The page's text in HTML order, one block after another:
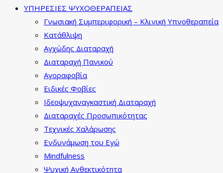
ΥΠΗΡΕΣΙΕΣ ΨΥΧΟΘΕΡΑΠΕΙΑΣ
Γνωσιακή Συμπεριφορική – Κλινική Υπνοθεραπεία
Κατάθλιψη
Αγχώδης Διαταραχή
Διαταραχή Πανικού
Αγοραφοβία
Ειδικές Φοβίες
Ιδεοψυχαναγκαστική Διαταραχή
Διαταραχές Προσωπικότητας
Τεχνικές Χαλάρωσης
Ενδυνάμωση του Εγώ
Mindfulness
Ψυχική Ανθεκτικότητα